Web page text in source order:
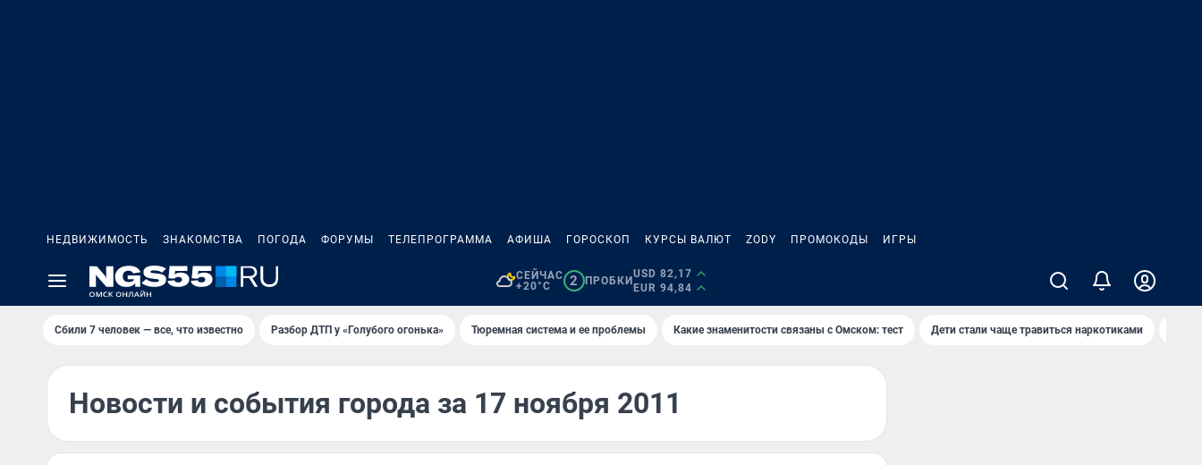
НЕДВИЖИМОСТЬ ЗНАКОМСТВА ПОГОДА ФОРУМЫ ТЕЛЕПРОГРАММА АФИША ГОРОСКОП КУРСЫ ВАЛЮТ ZODY ПРОМОКОДЫ ИГРЫ
СЕЙЧАС
+20°C
2 ПРОБКИ
USD 82,17
EUR 94,84
Сбили 7 человек — все, что известно Разбор ДТП у «Голубого огонька» Тюремная система и ее проблемы Какие знаменитости связаны с Омском: тест Дети стали чаще травиться наркотиками
Новости и события города за 17 ноября 2011